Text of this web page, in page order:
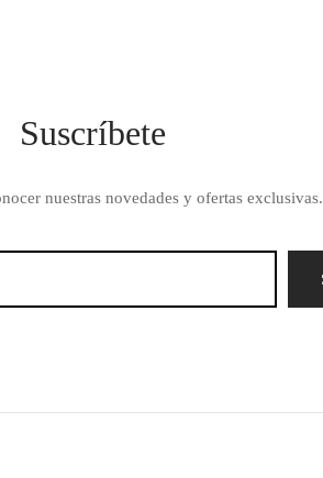
Suscríbete
nuestras novedades y ofertas exclusivas.